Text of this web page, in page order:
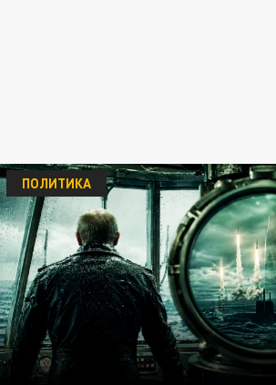
ПОЛИТИКА